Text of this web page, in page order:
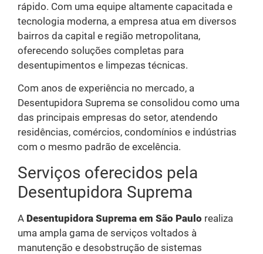
rápido. Com uma equipe altamente capacitada e
tecnologia moderna, a empresa atua em diversos
bairros da capital e região metropolitana,
oferecendo soluções completas para
desentupimentos e limpezas técnicas.
Com anos de experiência no mercado, a
Desentupidora Suprema se consolidou como uma
das principais empresas do setor, atendendo
residências, comércios, condomínios e indústrias
com o mesmo padrão de excelência.
Serviços oferecidos pela
Desentupidora Suprema
A Desentupidora Suprema em São Paulo realiza
uma ampla gama de serviços voltados à
manutenção e desobstrução de sistemas